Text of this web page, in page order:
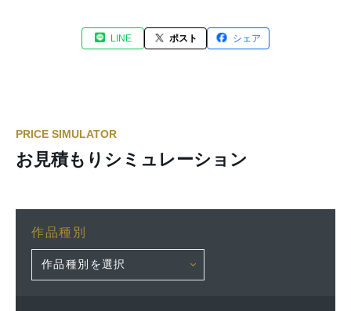
LINE ポスト シェア
PRICE SIMULATOR
お見積もりシミュレーション
作品種別